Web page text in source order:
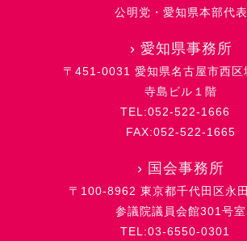
公明党・愛知県本部代表
› 愛知県事務所
〒451-0031 愛知県名古屋市西
寺島ビル１階
TEL:052-522-1666
FAX:052-522-1665
› 国会事務所
〒100-8962 東京都千代田区永
参議院議員会館301号室
TEL:03-6550-0301